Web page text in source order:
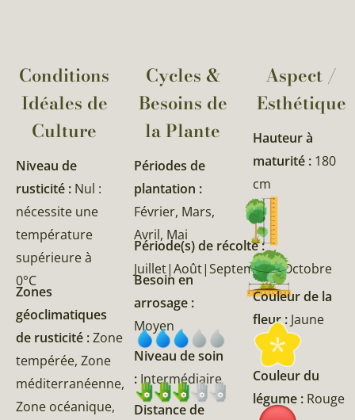
Conditions
Idéales de
Culture
Niveau de
rusticité : Nul :
nécessite une
température
supérieure à
0°C
Zones
géoclimatiques
de rusticité :Zone
tempérée, Zone
méditerranéenne,
Zone océanique,
Cycles &
Besoins de
la Plante​
Périodes de
plantation :
Février, Mars,
Avril, Mai
Période(s) de récolte :
Juillet|Août|Septembre|Octobre
Besoin en
arrosage :
Moyen
Niveau de soin
: Intermédiaire
Distance de
Aspect /
Esthétique
Hauteur à
maturité : 180
cm
Couleur de la
fleur : Jaune
Couleur du
légume : Rouge